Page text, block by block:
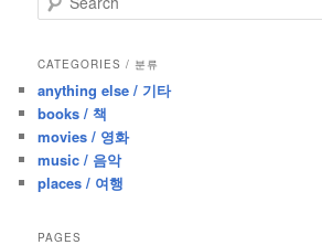
e
r
h
CATEGORIES / 분류
anything else / 기타
books / 책
movies / 영화
music / 음악
places / 여행
PAGES